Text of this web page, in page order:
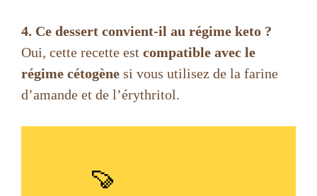
4. Ce dessert convient-il au régime keto ?
Oui, cette recette est compatible avec le
régime cétogène si vous utilisez de la farine
d’amande et de l’érythritol.
🍠